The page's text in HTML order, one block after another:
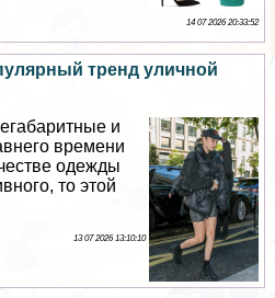
14 07 2026 20:33:52
тренд уличной
и
времени
одежды
то этой
13 07 2026 13:10:10